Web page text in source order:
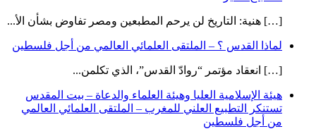
[…] هنية: التاريخ لن يرحم المطبعين ومصر تفاوض بشأن الأ...
لماذا القدس ؟ – الملتقى العلمائي العالمي من أجل فلسطين
[…] انعقاد مؤتمر “روادّ القدس”، الذي تكلمن...
هيئة الإسلامية العليا وهيئة العلماء والدعاة – بيت المقدس
تستنكر التطبيع العلني للمغرب – الملتقى العلمائي العالمي
من أجل فلسطين